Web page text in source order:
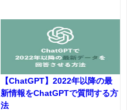
【ChatGPT】2022年以降の最
新情報をChatGPTで質問する方
法